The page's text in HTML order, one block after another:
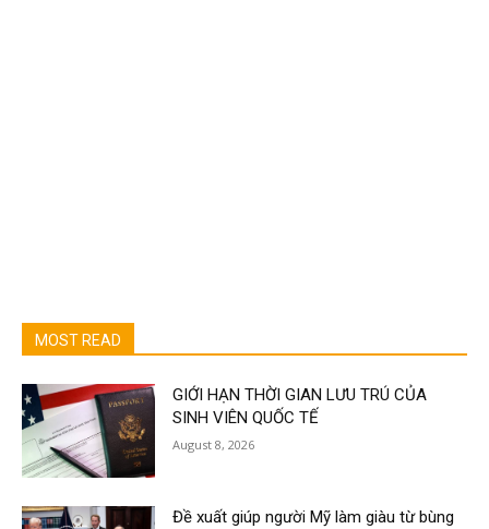
MOST READ
GIỚI HẠN THỜI GIAN LƯU TRÚ CỦA
SINH VIÊN QUỐC TẾ
August 8, 2026
Đề xuất giúp người Mỹ làm giàu từ bùng